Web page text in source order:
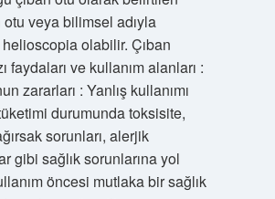
otu veya bilimsel adıyla
olabilir. Çıban
faydaları ve kullanım alanları :
zararları : Yanlış kullanımı
durumunda toksisite,
sorunları, alerjik
gibi sağlık sorunlarına yol
öncesi mutlaka bir sağlık